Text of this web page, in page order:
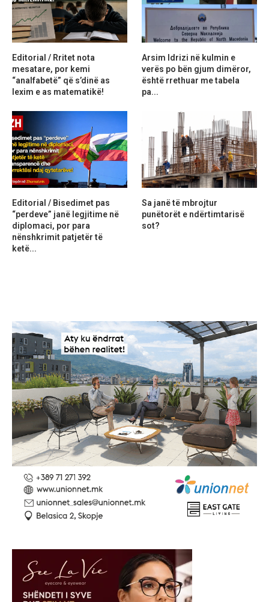
Editorial / Rritet nota
mesatare, por kemi
“analfabetë” që s’dinë as
lexim e as matematikë!
Arsim Idrizi në kulmin e
verës po bën gjum dimëror,
është rrethuar me tabela
pa...
Editorial / Bisedimet pas
“perdeve” janë legjitime në
diplomaci, por para
nënshkrimit patjetër të
ketë...
Sa janë të mbrojtur
punëtorët e ndërtimtarisë
sot?